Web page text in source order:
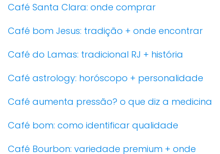
Café Santa Clara: onde comprar
Café bom Jesus: tradição + onde encontrar
Café do Lamas: tradicional RJ + história
Café astrology: horóscopo + personalidade
Café aumenta pressão? o que diz a medicina
Café bom: como identificar qualidade
Café Bourbon: variedade premium + onde